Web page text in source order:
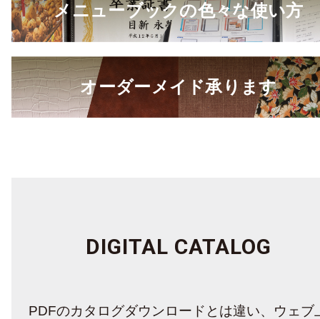
メニューブックの色々な使い方
オーダーメイド承ります
DIGITAL CATALOG
PDFのカタログダウンロードとは違い、 ウェブ